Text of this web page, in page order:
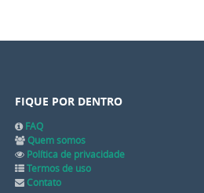
FIQUE POR DENTRO
FAQ
Quem somos
Política de privacidade
Termos de uso
Contato